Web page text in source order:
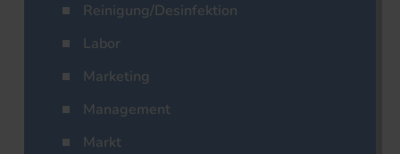
Reinigung/Desinfektion
Labor
Marketing
Management
Markt